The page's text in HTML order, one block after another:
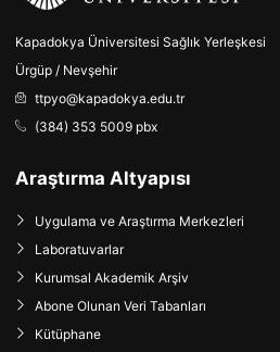
Kapadokya Üniversitesi Sağlık Yerleşkesi
Ürgüp / Nevşehir
ttpyo@kapadokya.edu.tr
(384) 353 5009 pbx
Araştırma Altyapısı
Uygulama ve Araştırma Merkezleri
Laboratuvarlar
Kurumsal Akademik Arşiv
Abone Olunan Veri Tabanları
Kütüphane